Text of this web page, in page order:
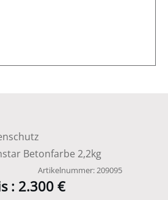
Betonfarbe 2,2kg
Artikelnummer:209095
: 2.300 €